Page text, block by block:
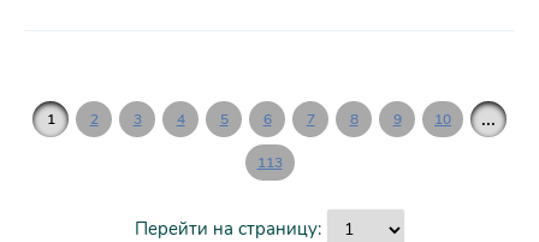
1 2 3 4 5 6 7 8 9 10 ...
113
Перейти на страницу: